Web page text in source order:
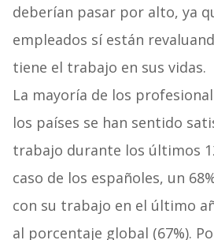
deberían pasar por alto, ya
empleados sí están
tiene el trabajo en sus vidas.
La mayoría de los
los países se han sentido
trabajo durante los últimos
caso de los españoles, un
con su trabajo en el último
al porcentaje global (67%).